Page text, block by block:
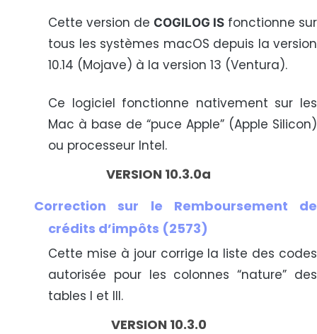
Cette version de COGILOG IS fonctionne sur
tous les systèmes macOS depuis la version
10.14 (Mojave) à la version 13 (Ventura).
Ce logiciel fonctionne nativement sur les
Mac à base de “puce Apple” (Apple Silicon)
ou processeur Intel.
VERSION 10.3.0a
Correction sur le Remboursement de
crédits d’impôts (2573)
Cette mise à jour corrige la liste des codes
autorisée pour les colonnes “nature” des
tables I et III.
VERSION 10.3.0